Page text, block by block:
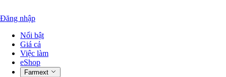
Đăng nhập
Nổi bật
Giá cả
Việc làm
eShop
Farmext